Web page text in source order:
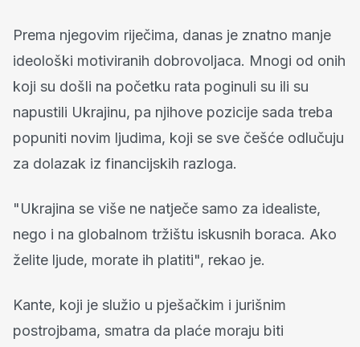
Prema njegovim riječima, danas je znatno manje
ideološki motiviranih dobrovoljaca. Mnogi od onih
koji su došli na početku rata poginuli su ili su
napustili Ukrajinu, pa njihove pozicije sada treba
popuniti novim ljudima, koji se sve češće odlučuju
za dolazak iz financijskih razloga.
"Ukrajina se više ne natječe samo za idealiste,
nego i na globalnom tržištu iskusnih boraca. Ako
želite ljude, morate ih platiti", rekao je.
Kante, koji je služio u pješačkim i jurišnim
postrojbama, smatra da plaće moraju biti